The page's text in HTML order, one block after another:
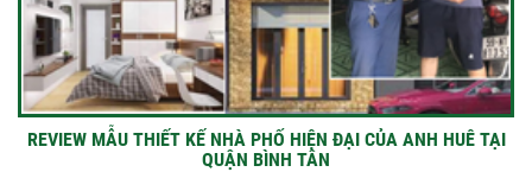
REVIEW MẪU THIẾT KẾ NHÀ PHỐ HIỆN ĐẠI CỦA ANH HUÊ TẠI
QUẬN BÌNH TÂN